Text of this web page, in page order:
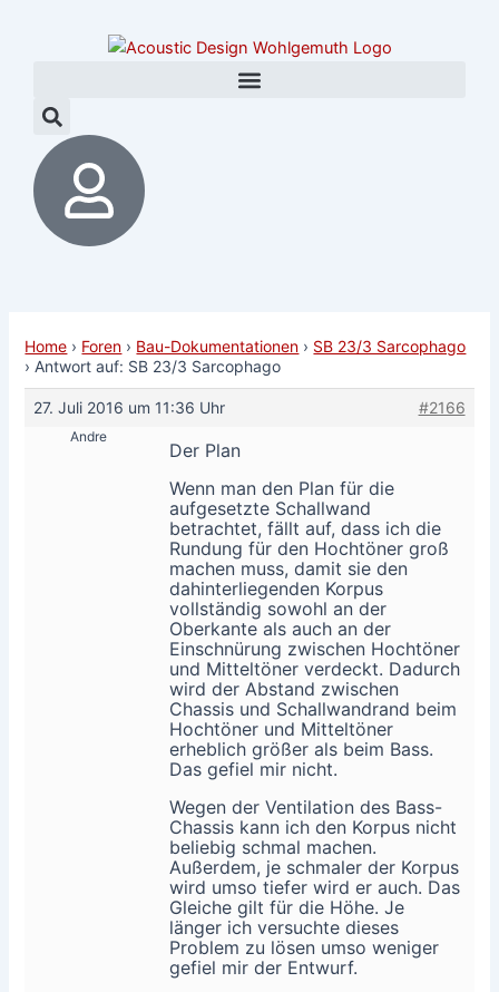
Home › Foren › Bau-Dokumentationen › SB 23/3 Sarcophago
› Antwort auf: SB 23/3 Sarcophago
27. Juli 2016 um 11:36 Uhr #2166
Andre
Der Plan
Wenn man den Plan für die
aufgesetzte Schallwand
betrachtet, fällt auf, dass ich die
Rundung für den Hochtöner groß
machen muss, damit sie den
dahinterliegenden Korpus
vollständig sowohl an der
Oberkante als auch an der
Einschnürung zwischen Hochtöner
und Mitteltöner verdeckt. Dadurch
wird der Abstand zwischen
Chassis und Schallwandrand beim
Hochtöner und Mitteltöner
erheblich größer als beim Bass.
Das gefiel mir nicht.
Wegen der Ventilation des Bass-
Chassis kann ich den Korpus nicht
beliebig schmal machen.
Außerdem, je schmaler der Korpus
wird umso tiefer wird er auch. Das
Gleiche gilt für die Höhe. Je
länger ich versuchte dieses
Problem zu lösen umso weniger
gefiel mir der Entwurf.